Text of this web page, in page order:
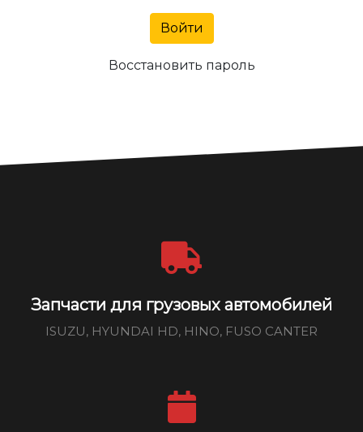
Войти
Восстановить пароль
Запчасти для грузовых автомобилей
ISUZU, HYUNDAI HD, HINO, FUSO CANTER